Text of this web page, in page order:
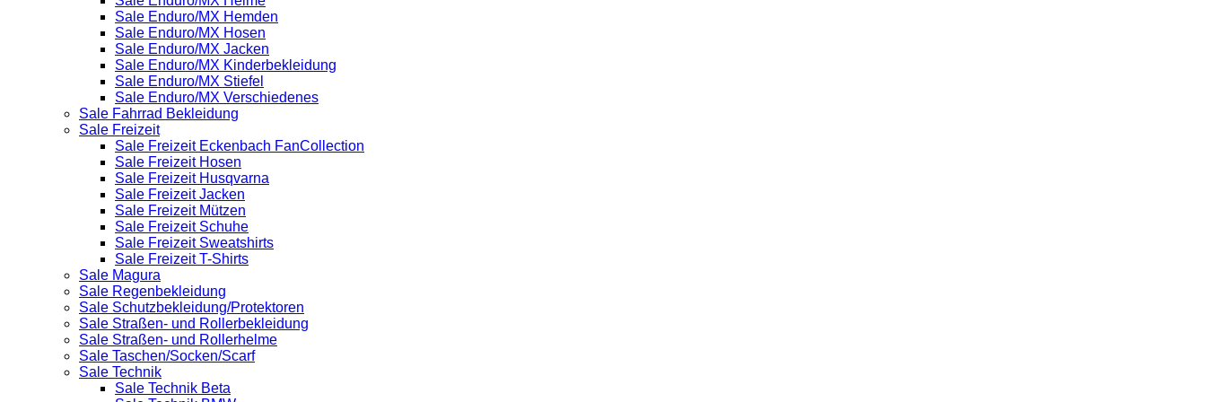
Sale Enduro/MX Hemden
Sale Enduro/MX Hosen
Sale Enduro/MX Jacken
Sale Enduro/MX Kinderbekleidung
Sale Enduro/MX Stiefel
Sale Enduro/MX Verschiedenes
Sale Fahrrad Bekleidung
Sale Freizeit
Sale Freizeit Eckenbach FanCollection
Sale Freizeit Hosen
Sale Freizeit Husqvarna
Sale Freizeit Jacken
Sale Freizeit Mützen
Sale Freizeit Schuhe
Sale Freizeit Sweatshirts
Sale Freizeit T-Shirts
Sale Magura
Sale Regenbekleidung
Sale Schutzbekleidung/Protektoren
Sale Straßen- und Rollerbekleidung
Sale Straßen- und Rollerhelme
Sale Taschen/Socken/Scarf
Sale Technik
Sale Technik Beta